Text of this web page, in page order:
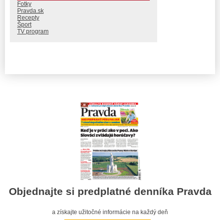
Fotky
Pravda.sk
Recepty
Šport
TV program
Objednajte si predplatné denníka Pravda
a získajte užitočné informácie na každý deň